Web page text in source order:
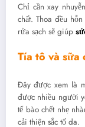
Chỉ cần xay
chất. Thoa đều
rửa sạch sẽ giúp
Tía tô và sữa
Đây được xem là
được nhiều người
tế bào chết nhẹ
cải thiện sắc tố da.